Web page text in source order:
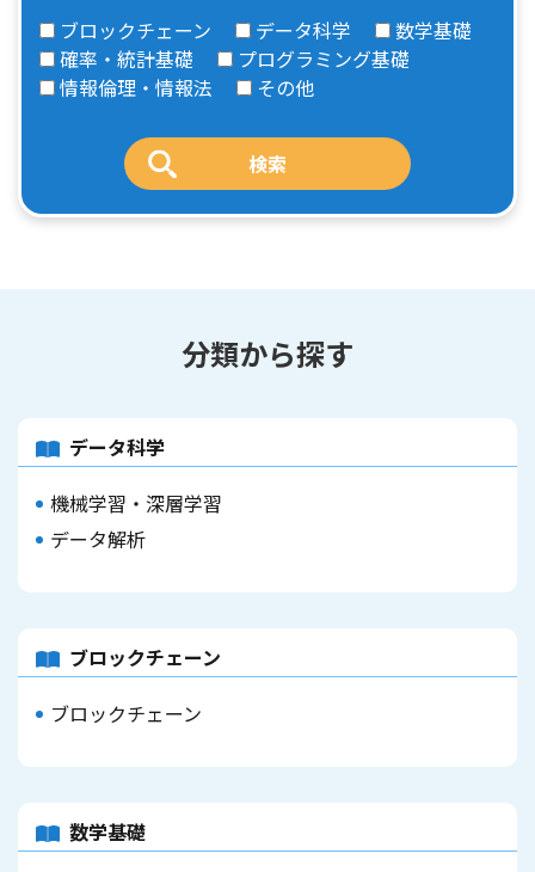
ブロックチェーン データ科学
数学基礎
確率・統計基礎
プログラミング基礎
情報倫理・情報法
その他
分類から探す
データ科学
機械学習・深層学習
データ解析
ブロックチェーン
ブロックチェーン
数学基礎